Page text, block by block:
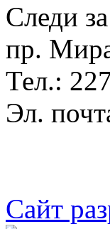
Следи
пр.
Тел.:
Эл.
Сайт